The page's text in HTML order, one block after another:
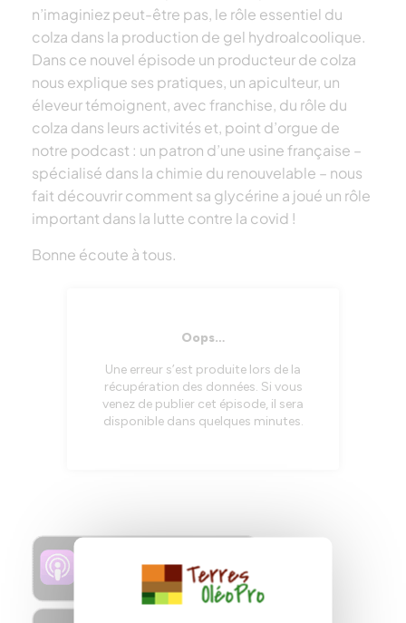
n’imaginiez peut-être pas, le rôle essentiel du
colza dans la production de gel hydroalcoolique.
Dans ce nouvel épisode un producteur de colza
nous explique ses pratiques, un apiculteur, un
éleveur témoignent, avec franchise, du rôle du
colza dans leurs activités et, point d’orgue de
notre podcast : un patron d’une usine française –
spécialisé dans la chimie du renouvelable – nous
fait découvrir comment sa glycérine a joué un rôle
important dans la lutte contre la covid !
Bonne écoute à tous.